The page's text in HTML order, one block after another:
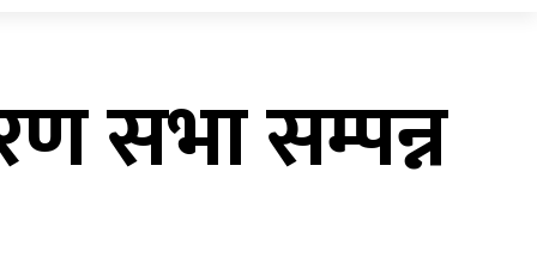
सभा सम्पन्न